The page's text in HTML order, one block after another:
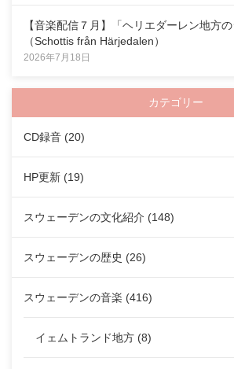
【音楽配信７月】「ヘリエダーレン地方の
（Schottis från Härjedalen）
2026年7月18日
カテゴリー
CD録音 (20)
HP更新 (19)
スウェーデンの文化紹介 (148)
スウェーデンの歴史 (26)
スウェーデンの音楽 (416)
イェムトランド地方 (8)